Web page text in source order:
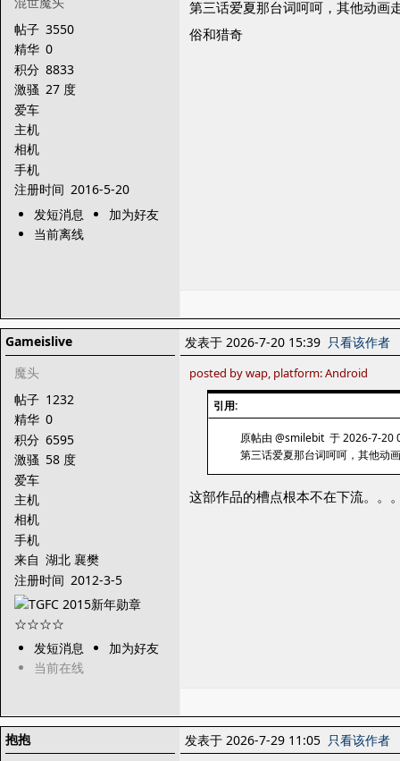
帖子 3550
精华 0
积分 8833
激骚 27 度
爱车
主机
相机
手机
注册时间 2016-5-20
发短消息
加为好友
当前离线
第三话爱夏那台词呵呵，其他动画
俗和猎奇
Gameislive
魔头
帖子 1232
精华 0
积分 6595
激骚 58 度
爱车
主机
相机
手机
来自 湖北 襄樊
注册时间 2012-3-5
发短消息
加为好友
当前在线
发表于 2026-7-20 15:39 只看该作者
posted by wap, platform: Android
引用:
原帖由 @smilebit 于 2026-7-20
第三话爱夏那台词呵呵，其他动
这部作品的槽点根本不在下流。。
抱抱
发表于 2026-7-29 11:05 只看该作者